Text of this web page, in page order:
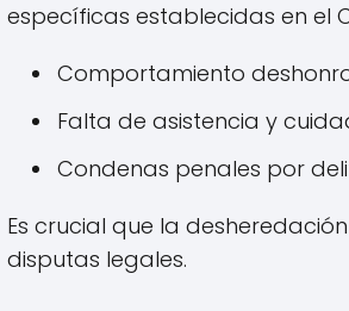
específicas establecidas en el
Comportamiento
Falta de asistencia y
Condenas penales por
Es crucial que la
disputas legales.